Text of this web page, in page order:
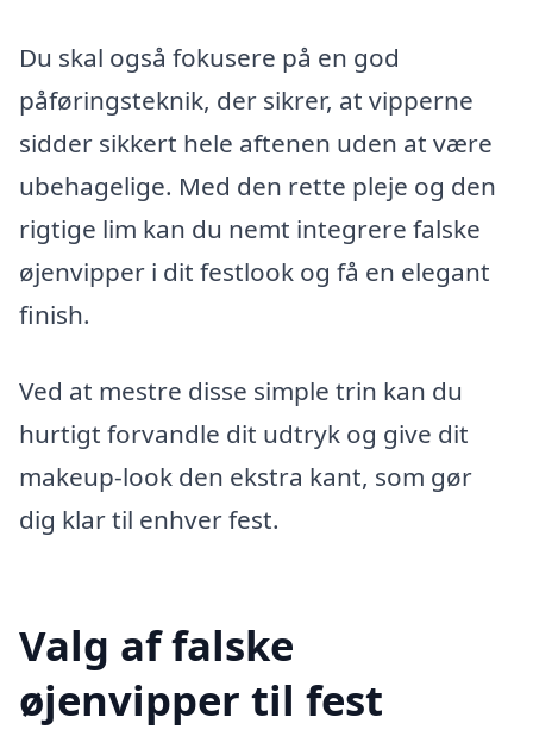
Du skal også fokusere på en god
påføringsteknik, der sikrer, at vipperne
sidder sikkert hele aftenen uden at være
ubehagelige. Med den rette pleje og den
rigtige lim kan du nemt integrere falske
øjenvipper i dit festlook og få en elegant
finish.
Ved at mestre disse simple trin kan du
hurtigt forvandle dit udtryk og give dit
makeup-look den ekstra kant, som gør
dig klar til enhver fest.
Valg af falske
øjenvipper til fest